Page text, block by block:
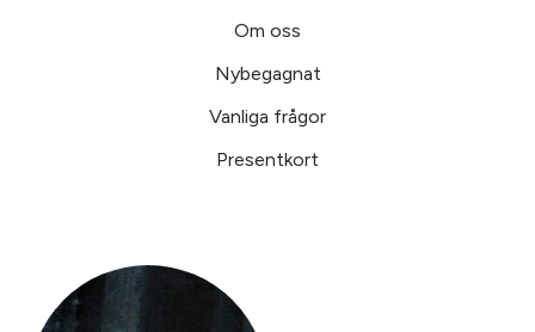
Om oss
Nybegagnat
Vanliga frågor
Presentkort